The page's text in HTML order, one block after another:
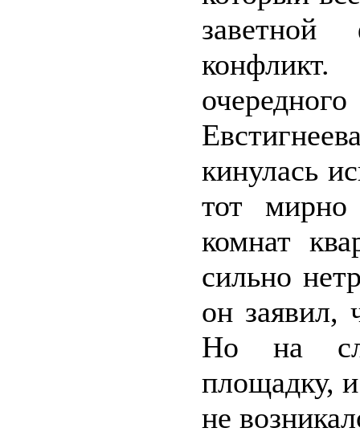
заветной
кинулась
тот
комнат
сильно
он заявил,
Но на
площадку,
не